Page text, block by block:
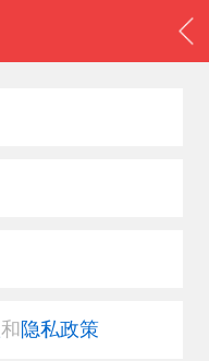
和 隐私政策